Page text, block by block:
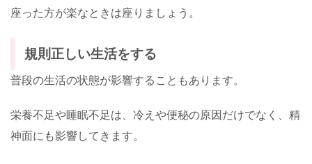
座った方が楽なときは座りましょう。
規則正しい生活をする
普段の生活の状態が影響することもあります。
栄養不足や睡眠不足は、冷えや便秘の原因だけでなく、精
神面にも影響してきます。